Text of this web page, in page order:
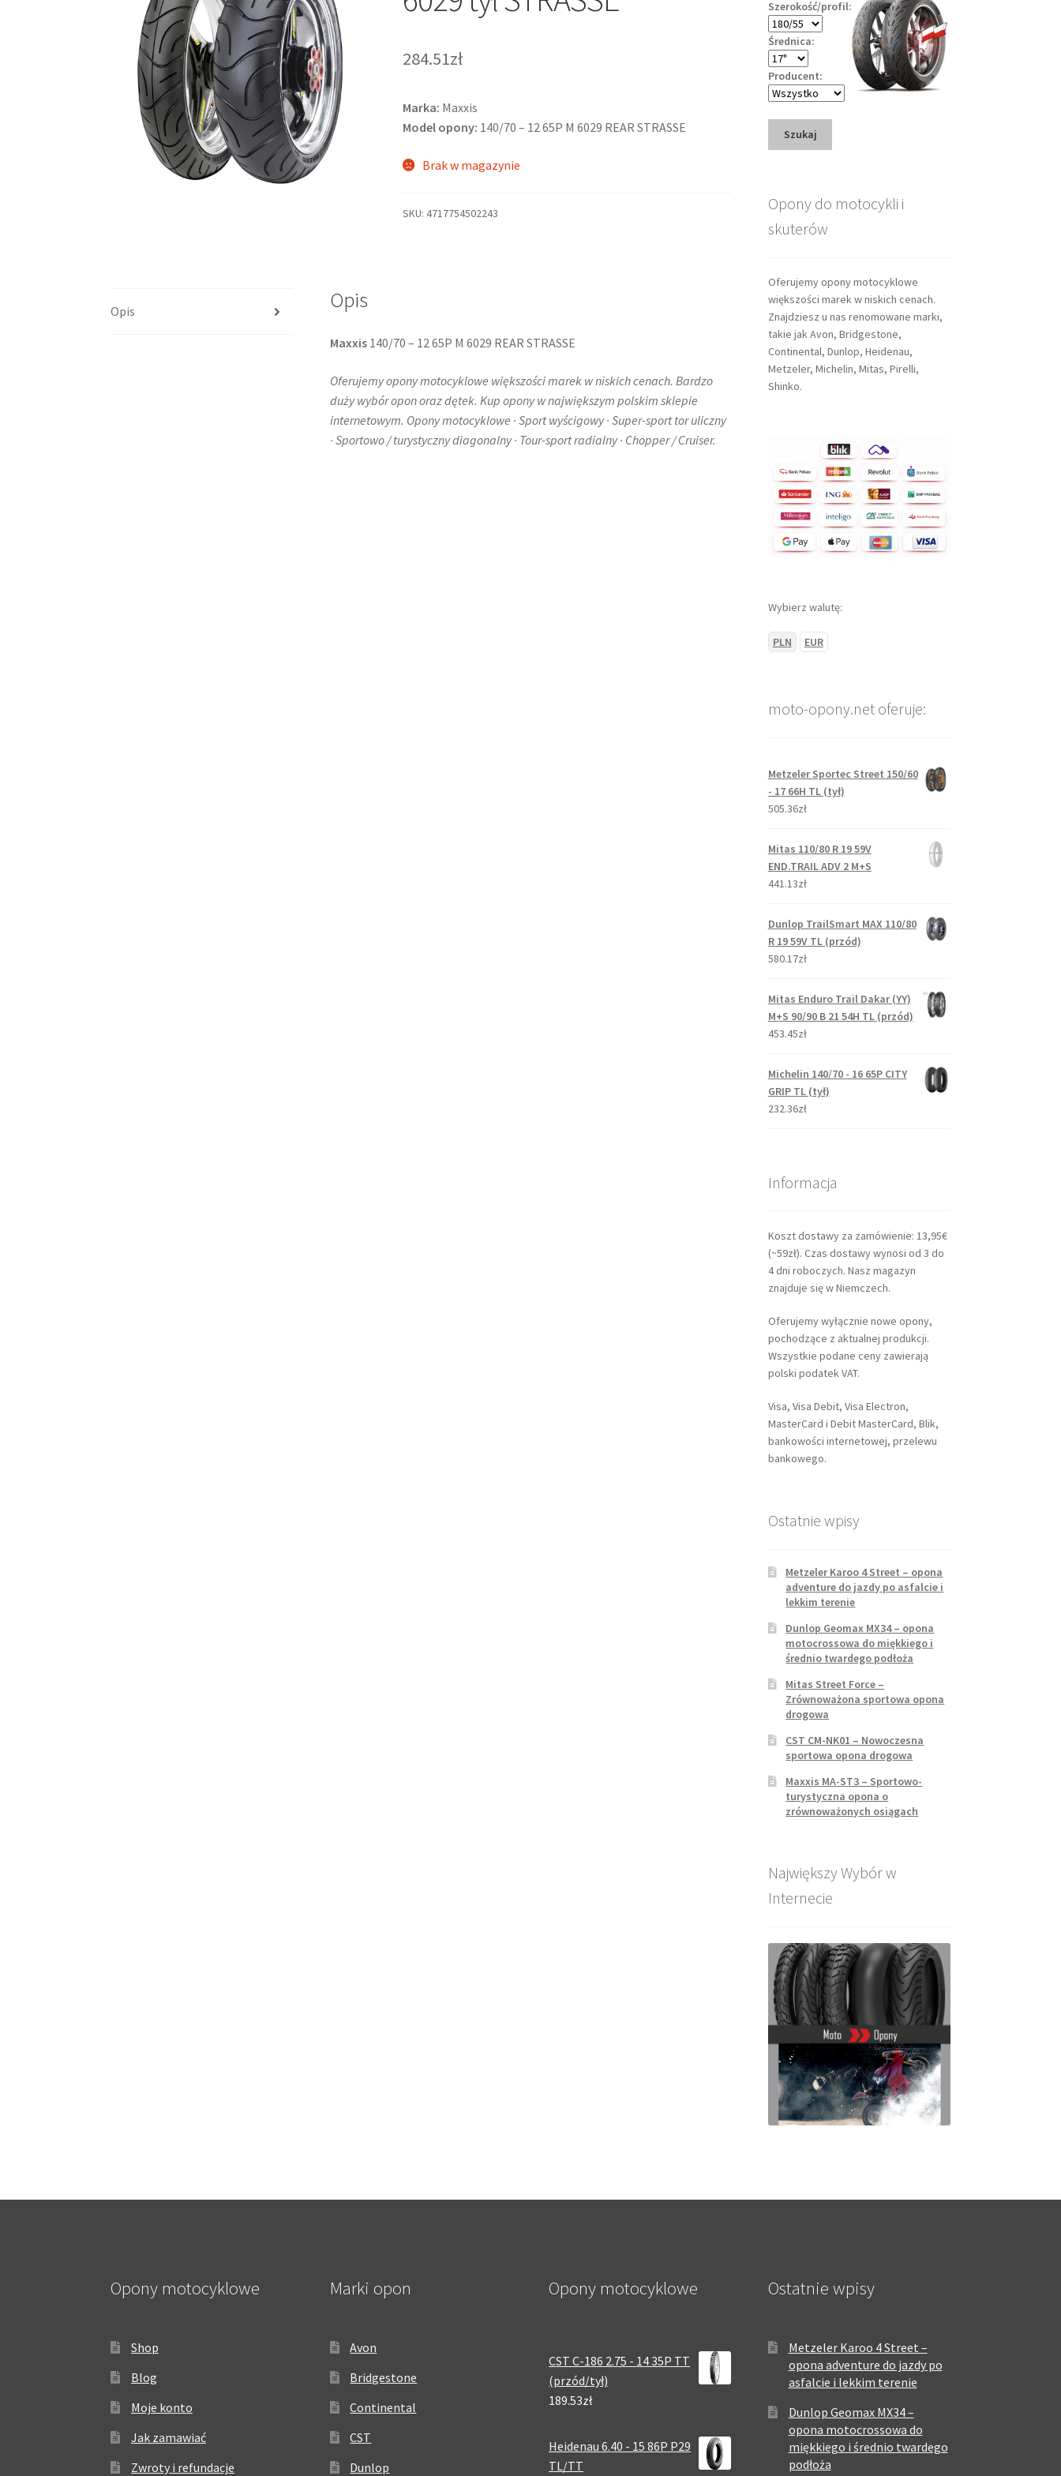
284.51zł
Marka: Maxxis
Model opony: 140/70 – 12 65P M 6029 REAR STRASSE
Brak w magazynie
SKU:4717754502243
Opis Opis
Maxxis140/70 – 12 65P M 6029 REAR STRASSE
Oferujemy opony motocyklowe większości marek w niskich cenach. Bardzo
duży wybór opon oraz dętek. Kup opony w największym polskim sklepie
internetowym. Opony motocyklowe · Sport wyścigowy · Super-sport tor uliczny
· Sportowo / turystyczny diagonalny · Tour-sport radialny · Chopper / Cruiser.
Szerokość/profil:
Średnica:
Producent:
Szukaj
Opony do motocykli i
skuterów
Oferujemy opony motocyklowe
większości marek w niskich cenach.
Znajdziesz u nas renomowane marki,
takie jak Avon, Bridgestone,
Continental, Dunlop, Heidenau,
Metzeler, Michelin, Mitas, Pirelli,
Shinko.
Wybierz walutę:
PLN EUR
moto-opony.net oferuje:
Metzeler Sportec Street 150/60
- 17 66H TL (tył)
505.36zł
Mitas 110/80 R 19 59V
END.TRAIL ADV 2 M+S
441.13zł
Dunlop TrailSmart MAX 110/80
R 19 59V TL (przód)
580.17zł
Mitas Enduro Trail Dakar (YY)
M+S 90/90 B 21 54H TL (przód)
453.45zł
Michelin 140/70 - 16 65P CITY
GRIP TL (tył)
232.36zł
Informacja
Koszt dostawy za zamówienie: 13,95€
(~59zł). Czas dostawy wynosi od 3 do
4 dni roboczych. Nasz magazyn
znajduje się w Niemczech.
Oferujemy wyłącznie nowe opony,
pochodzące z aktualnej produkcji.
Wszystkie podane ceny zawierają
polski podatek VAT.
Visa, Visa Debit, Visa Electron,
MasterCard i Debit MasterCard, Blik,
bankowości internetowej, przelewu
bankowego.
Ostatnie wpisy
Metzeler Karoo 4 Street – opona
adventure do jazdy po asfalcie i
lekkim terenie
Dunlop Geomax MX34 – opona
motocrossowa do miękkiego i
średnio twardego podłoża
Mitas Street Force –
Zrównoważona sportowa opona
drogowa
CST CM-NK01 – Nowoczesna
sportowa opona drogowa
Maxxis MA-ST3 – Sportowo-
turystyczna opona o
zrównoważonych osiągach
Największy Wybór w
Internecie
Opony motocyklowe
Shop
Blog
Moje konto
Jak zamawiać
Zwroty i refundacje
Marki opon
Avon
Bridgestone
Continental
CST
Dunlop
Opony motocyklowe
CST C-186 2.75 - 14 35P TT
(przód/tył)
189.53zł
Heidenau 6.40 - 15 86P P29
TL/TT
Ostatnie wpisy
Metzeler Karoo 4 Street –
opona adventure do jazdy po
asfalcie i lekkim terenie
Dunlop Geomax MX34 –
opona motocrossowa do
miękkiego i średnio twardego
podłoża